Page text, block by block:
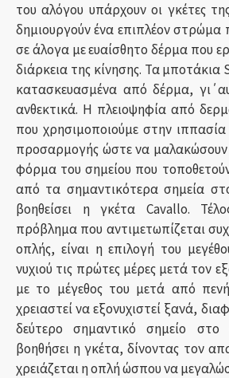
του αλόγου υπάρχουν οι γκέτες
δημιουργούν ένα επιπλέον στρώμα
σε άλογα με ευαίσθητο δέρμα που
διάρκεια της κίνησης. Τα μποτάκια
κατασκευασμένα από δέρμα,
ανθεκτικά. Η πλειοψηφία από
που χρησιμοποιούμε στην ιππασία
προσαρμογής ώστε να
φόρμα του σημείου που
από τα σημαντικότερα σημεία
βοηθείσει η γκέτα Cavallo.
πρόβλημα που αντιμετωπίζεται
οπλής, είναι η επιλογή του
νυχιού τις πρώτες μέρες μετά τον
με το μέγεθος του μετά από
χρειαστεί να εξονυχιστεί ξανά,
δεύτερο σημαντικό σημείο
βοηθήσει η γκέτα, δίνοντας τον
χρειάζεται η οπλή ώσπου να